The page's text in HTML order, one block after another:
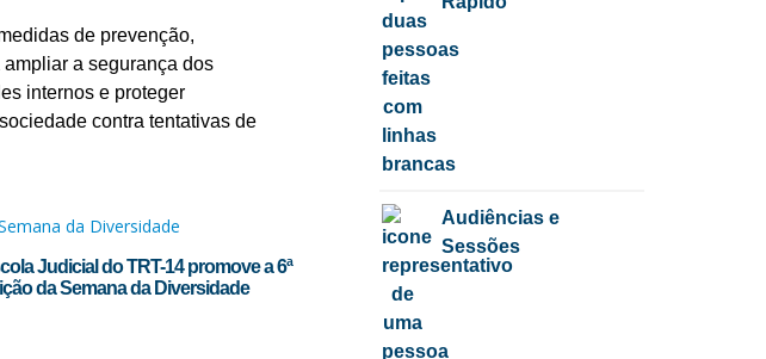
Audiências e
Sessões
de prevenção,
a segurança dos
internos e proteger
contra tentativas de
Judicial do TRT-14 promove a 6ª
da Semana da Diversidade